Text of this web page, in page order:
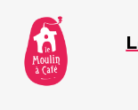
contenu